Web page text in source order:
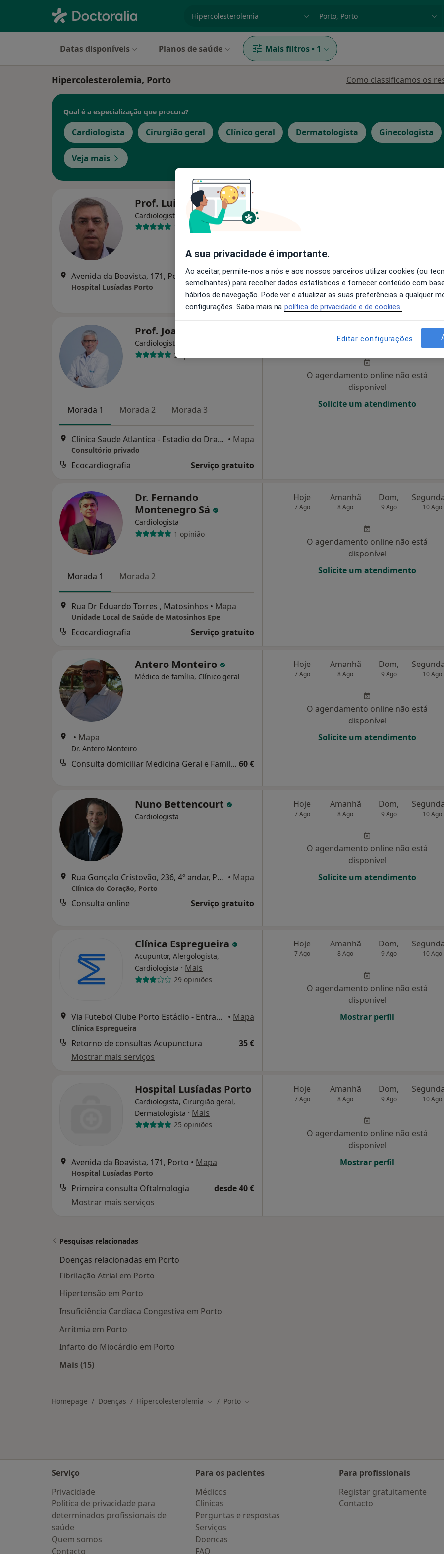
Datas disponíveis Planos de saúde Mais filtros • 1
Hipercolesterolemia, Porto Como classificamos os
Qual é a especialização que procura?
Cardiologista Cirurgião geral Clínico geral Dermatologista Ginecologista
Veja mais
Prof. Luis Moura
Cardiologista
11 opiniões
Avenida da Boavista, 171, Porto• Mapa
Hospital Lusíadas Porto
Mostrar número
Prof. Joao Freitas
Cardiologista
3 opiniões
Morada 1 Morada 2 Morada 3
Clinica Saude Atlantica - Estadio do Dragão, Porto • Mapa
Consultório privado
Ecocardiografia Serviço gratuito
8 Ago 9 Ago 10 Ago
O agendamento online não está
disponível
Solicite um atendimento
Dr. Fernando
Montenegro Sá
Cardiologista
1 opinião
Morada 1 Morada 2
Rua Dr Eduardo Torres , Matosinhos • Mapa
Unidade Local de Saúde de Matosinhos Epe
Ecocardiografia Serviço gratuito
Hoje
7 Ago
Amanhã
8 Ago
Dom,
9 Ago 10 Ago
O agendamento online não está
disponível
Solicite um atendimento
Antero Monteiro
Médico de família, Clínico geral
• Mapa
Dr. Antero Monteiro
Consulta domiciliar Medicina Geral e Familiar 60 €
Hoje
7 Ago
Amanhã
8 Ago
Dom,
9 Ago 10 Ago
O agendamento online não está
disponível
Solicite um atendimento
Nuno Bettencourt
Cardiologista
Rua Gonçalo Cristovão, 236, 4º andar, Porto • Mapa
Clínica do Coração, Porto
Consulta online Serviço gratuito
Hoje
7 Ago
Amanhã
8 Ago
Dom,
9 Ago 10 Ago
O agendamento online não está
disponível
Solicite um atendimento
Clínica Espregueira
Acupuntor, Alergologista,
Cardiologista · Mais
29 opiniões
Via Futebol Clube Porto Estádio - Entrada Nascente, piso -3, Porto • Mapa
Clínica Espregueira
Retorno de consultas Acupunctura
35 €
Mostrar mais serviços
Hoje
7 Ago
Amanhã
8 Ago
Dom,
9 Ago 10 Ago
O agendamento online não está
disponível
Mostrar perfil
Hospital Lusíadas Porto
Cardiologista, Cirurgião geral,
Dermatologista · Mais
25 opiniões
Avenida da Boavista, 171, Porto • Mapa
Hospital Lusíadas Porto
Primeira consulta Oftalmologia
desde 40 €
Mostrar mais serviços
Hoje
7 Ago
Amanhã
8 Ago
Dom,
9 Ago 10 Ago
O agendamento online não está
disponível
Mostrar perfil
Pesquisas relacionadas
Doenças relacionadas em Porto
Fibrilação Atrial em Porto
Hipertensão em Porto
Insuficiência Cardíaca Congestiva em Porto
Arritmia em Porto
Infarto do Miocárdio em Porto
Mais (15)
Homepage Doenças Hipercolesterolemia Mudar de cidade
Porto Mudar de cidade
Serviço
Privacidade
Política de privacidade para
determinados profissionais de
saúde
Quem somos
Contacto
Para os pacientes
Médicos
Clínicas
Perguntas e respostas
Serviços
Doencas
FAQ
Para profissionais
Registar gratuitamente
Contacto
A sua privacidade é importante.
Ao aceitar, permite-nos a nós e aos nossos parceiros utilizar cookies (ou
semelhantes) para recolher dados estatísticos e fornecer conteúdo com
hábitos de navegação. Pode ver e atualizar as suas preferências a qualquer
configurações. Saiba mais na política de privacidade e de cookies.
Editar configurações